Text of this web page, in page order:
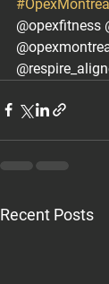
@opexfitness
Recent Posts